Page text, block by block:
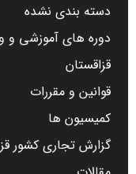
دسته بندی نشده
دوره های آموزشی و
قزاقستان
قوانین و مقررات
کمیسیون ها
گزارش تجاری کشور